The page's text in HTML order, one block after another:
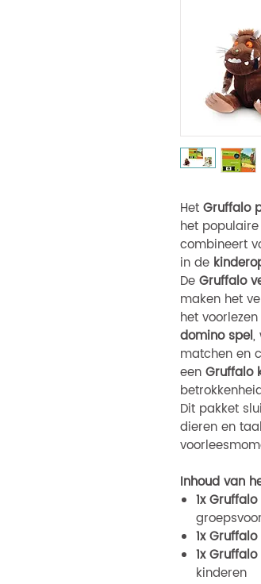
Het Gruffalo
het
combineert
in de
De Gruffalo
maken het
het
domino spel,
matchen en
een Gruffalo
Dit pakket
dieren en
Inhoud van
1x
1x
1x
kinderen